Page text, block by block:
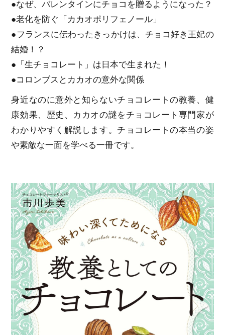
●なぜ、バレンタインにチョコを贈るようになった？
●老化を防ぐ「カカオポリフェノール」
●フランスに伝わったきっかけは、チョコ好き王妃の
結婚！？
●「生チョコレート」は日本で生まれた！
●コロンブスとカカオの意外な関係
身近なのに意外と知らないチョコレートの教養、健
康効果、歴史、カカオの謎をチョコレート専門家が
わかりやすく解説します。チョコレートの本当の姿
や素敵な一面を学べる一冊です。